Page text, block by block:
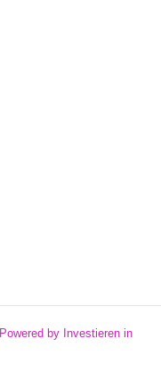
by Investieren in